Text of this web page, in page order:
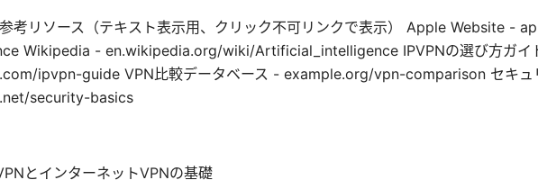
考リソース（テキスト表示用、クリック不可リンクで表示） Apple Website -
Wikipedia - en.wikipedia.org/wiki/Artificial_intelligence IPVPNの選び方ガイ
ipvpn-guide VPN比較データベース - example.org/vpn-comparison セキュ
security-basics
とインターネットVPNの基礎